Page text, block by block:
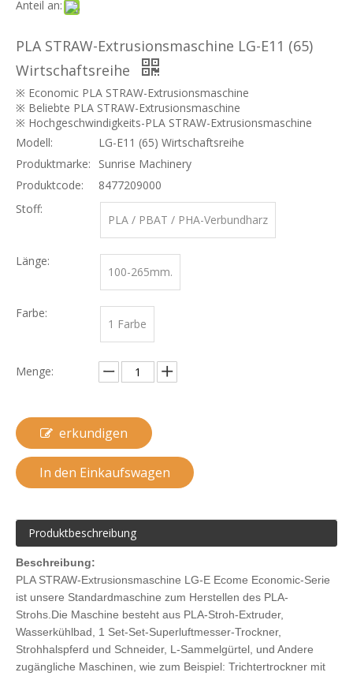
Wirtschaftsreihe
※ Economic PLA STRAW-Extrusionsmaschine
※ Beliebte PLA STRAW-Extrusionsmaschine
※ Hochgeschwindigkeits-PLA STRAW-Extrusionsmaschine
Modell:
LG-E11 (65) Wirtschaftsreihe
Produktmarke:
Sunrise Machinery
Produktcode:
8477209000
Stoff:
PLA / PBAT / PHA-Verbundharz
Länge:
100-265mm.
Farbe:
1 Farbe
Menge:
erkundigen
In den Einkaufswagen
PLA STRAW-Extrusionsmaschine LG-E Ecome Economic-Serie
ist unsere Standardmaschine zum Herstellen des PLA-
Strohs.Die Maschine besteht aus PLA-Stroh-Extruder,
Wasserkühlbad, 1 Set-Set-Superluftmesser-Trockner,
Strohhalspferd und Schneider, L-Sammelgürtel, und Andere
zugängliche Maschinen, wie zum Beispiel: Trichtertrockner mit
Materialautomatiklader, Luftkompressor, Wasserkühlkühler und
Wasserkonstanttemperatursystem.
Merkmale: